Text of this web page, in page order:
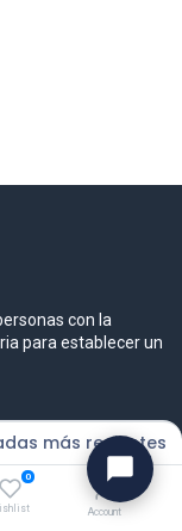
más recientes
0
Account
con la
para establecer un